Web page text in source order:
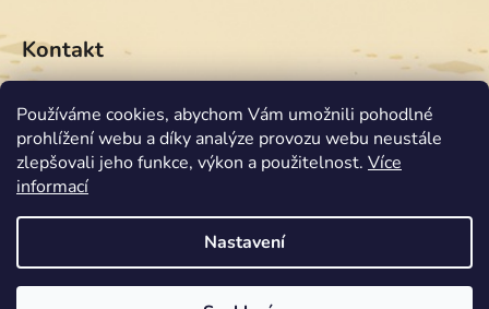
Používáme cookies, abychom Vám umožnili pohodlné
prohlížení webu a díky analýze provozu webu neustále
zlepšovali jeho funkce, výkon a použitelnost. Více
informací
Nastavení
Kontakt
info @equiwest.cz
+420724001554